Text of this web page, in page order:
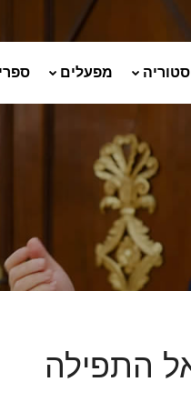
מפעלים
התפילה